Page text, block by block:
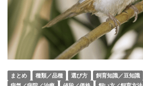
まとめ 種類／品種 選び方 飼育知識／豆知識